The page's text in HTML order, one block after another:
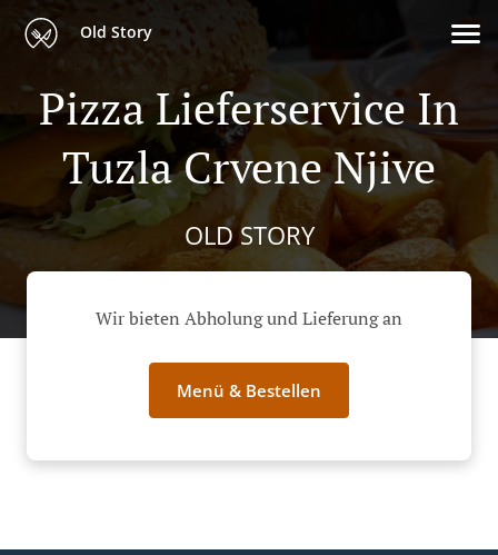
Old Story
Pizza Lieferservice In
Tuzla Crvene Njive
OLD STORY
Wir bieten Abholung und Lieferung an
Menü & Bestellen